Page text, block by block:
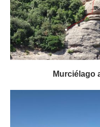
Murciélago